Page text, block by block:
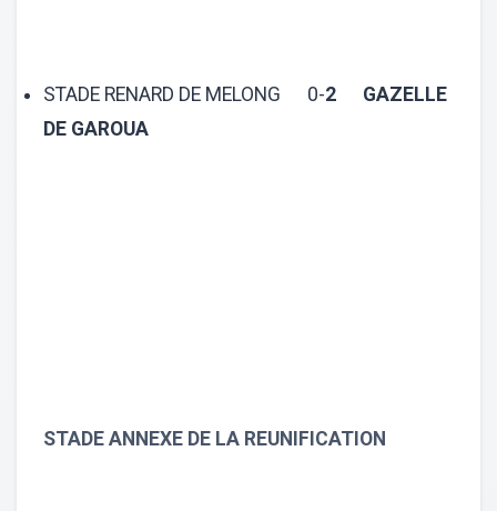
STADE RENARD DE MELONG 0-2 GAZELLE
DE GAROUA
STADE ANNEXE DE LA REUNIFICATION